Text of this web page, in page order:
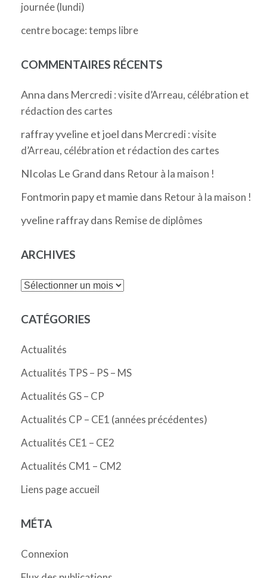
journée (lundi)
centre bocage: temps libre
COMMENTAIRES RÉCENTS
Anna dans Mercredi : visite d’Arreau, célébration et
rédaction des cartes
raffray yveline et joel dans Mercredi : visite
d’Arreau, célébration et rédaction des cartes
NIcolas Le Grand dans Retour à la maison !
Fontmorin papy et mamie dans Retour à la maison !
yveline raffraydans Remise de diplômes
ARCHIVES
Archives
CATÉGORIES
Actualités
Actualités TPS – PS – MS
Actualités GS – CP
Actualités CP – CE1 (années précédentes)
Actualités CE1 – CE2
Actualités CM1 – CM2
Liens page accueil
MÉTA
Connexion